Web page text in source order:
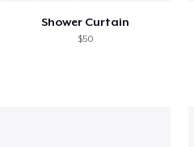
Shower Curtain
$50